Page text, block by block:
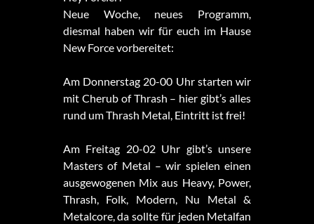
Neue Woche, neues Programm,
diesmal haben wir für euch im Hause
New Force vorbereitet:
Am Donnerstag 20-00 Uhr starten wir
mit Cherub of Thrash – hier gibt’s alles
rund um Thrash Metal, Eintritt ist frei!
Am Freitag 20-02 Uhr gibt’s unsere
Masters of Metal – wir spielen einen
ausgewogenen Mix aus Heavy, Power,
Thrash, Folk, Modern, Nu Metal &
Metalcore, da sollte für jeden Metalfan